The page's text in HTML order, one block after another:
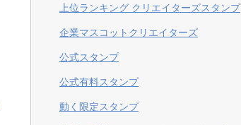
上位ランキング クリエイターズスタンプ
企業マスコットクリエイターズ
公式スタンプ
公式有料スタンプ
動く限定スタンプ